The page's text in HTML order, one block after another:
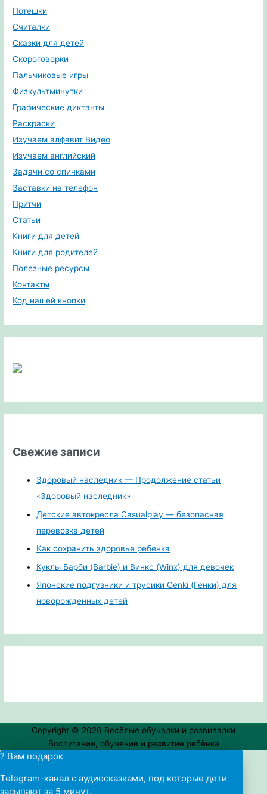
Потешки
Считалки
Сказки для детей
Скороговорки
Пальчиковые игры
Физкультминутки
Графические диктанты
Раскраски
Изучаем алфавит Видео
Изучаем английский
Задачи со спичками
Заставки на телефон
Притчи
Статьи
Книги для детей
Книги для родителей
Полезные ресурсы
Контакты
Код нашей кнопки
Свежие записи
Здоровый наследник — Продолжение статьи
«Здоровый наследник»
Детские автокресла Casualplay — безопасная
перевозка детей
Как сохранить здоровье ребенка
Куклы Барби (Barbie) и Винкс (Winx) для девочек
Японские подгузники и трусики Genki (Генки) для
новорожденных детей
Copyright © 2026 Весёлые обучалки и развивалки
Воспитание, обучение и развитие ребёнка
? Вам подарок
Telegram-канал с аудиосказками, под которые дети
засыпают за 5 минут.